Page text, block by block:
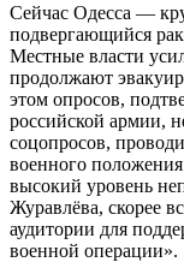
Сейчас Одесса —
подвергающийся
Местные власти
продолжают
этом опросов,
российской армии,
соцопросов,
военного
высокий уровень
Журавлёва, скорее
аудитории для
военной операции».